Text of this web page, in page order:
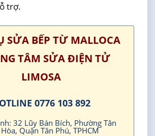
trợ.
SỬA BẾP TỪ MALLOCA
TÂM SỬA ĐIỆN TỬ
LIMOSA
0776 103 892
32 Lũy Bán Bích, Phường Tân
Quận Tân Phú, TPHCM